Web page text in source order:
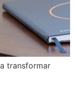
transformar